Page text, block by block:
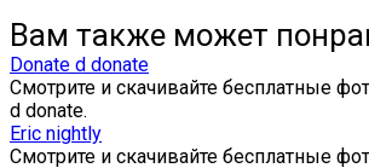
Вам также может
Donate d donate
Смотрите и скачивайте бесплатные
d donate.
Eric nightly
Смотрите и скачивайте бесплатные